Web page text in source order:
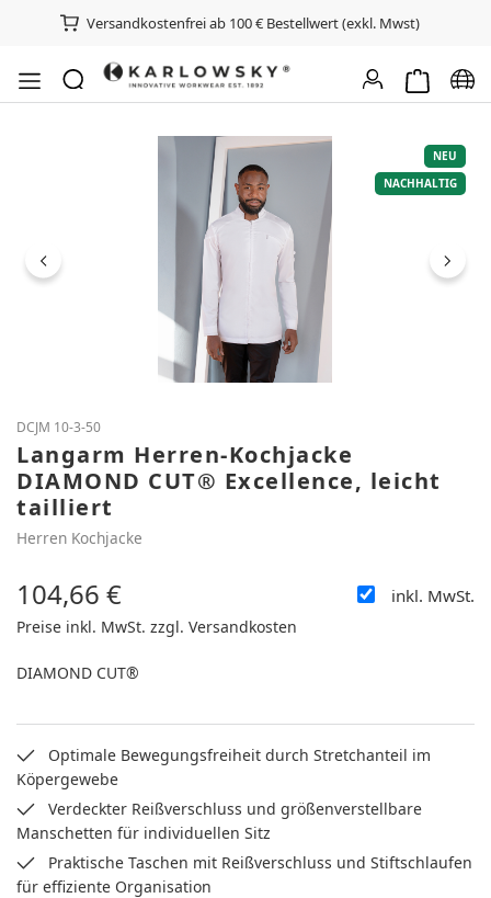
Versandkostenfrei ab 100 € Bestellwert (exkl. Mwst)
Bildergalerie überspringen
NEU
NACHHALTIG
DCJM 10-3-50
Langarm Herren-Kochjacke
DIAMOND CUT® Excellence, leicht
tailliert
Herren Kochjacke
Regulärer Preis:
104,66 € inkl. MwSt.
Preise inkl. MwSt. zzgl. Versandkosten
DIAMOND CUT®
Optimale Bewegungsfreiheit durch Stretchanteil im
Köpergewebe
Verdeckter Reißverschluss und größenverstellbare
Manschetten für individuellen Sitz
Praktische Taschen mit Reißverschluss und Stiftschlaufen
für effiziente Organisation